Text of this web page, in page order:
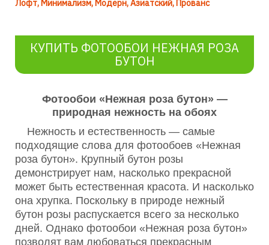
Лофт Минимализм Модерн Азиатский Прованс
КУПИТЬ ФОТООБОИ НЕЖНАЯ РОЗА
БУТОН
Фотообои «Нежная роза бутон» —
природная нежность на обоях
Нежность и естественность — самые
подходящие слова для фотообоев «Нежная
роза бутон». Крупный бутон розы
демонстрирует нам, насколько прекрасной
может быть естественная красота. И насколько
она хрупка. Поскольку в природе нежный
бутон розы распускается всего за несколько
дней. Однако фотообои «Нежная роза бутон»
позволят вам любоваться прекрасным